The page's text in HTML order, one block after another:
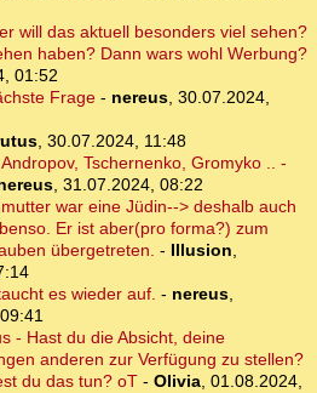
will das aktuell besonders viel sehen?
haben? Dann wars wohl Werbung?
01:52
Frage- nereus, 30.07.2024,
, 30.07.2024, 11:48
Tschernenko, Gromyko .. -
, 31.07.2024, 08:22
war eine Jüdin--> deshalb auch
Er ist aber(pro forma?) zum
übergetreten. - Illusion,
es wieder auf. - nereus,
- Hast du die Absicht, deine
anderen zur Verfügung zu stellen?
du das tun? oT - Olivia, 01.08.2024,